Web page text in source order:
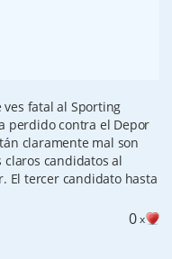
fatal al Sporting
perdido contra el Depor
claramente mal son
claros candidatos al
El tercer candidato hasta
0x